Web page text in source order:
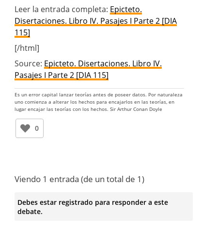
Leer la entrada completa: Epicteto.
Disertaciones. Libro IV. Pasajes I Parte 2 [DIA
115]
[/html]
Source: Epicteto. Disertaciones. Libro IV.
Pasajes I Parte 2 [DIA 115]
Es un error capital lanzar teorías antes de poseer datos. Por naturaleza
uno comienza a alterar los hechos para encajarlos en las teorías, en
lugar encajar las teorías con los hechos. Sir Arthur Conan Doyle
0
Viendo 1 entrada (de un total de 1)
Debes estar registrado para responder a este
debate.